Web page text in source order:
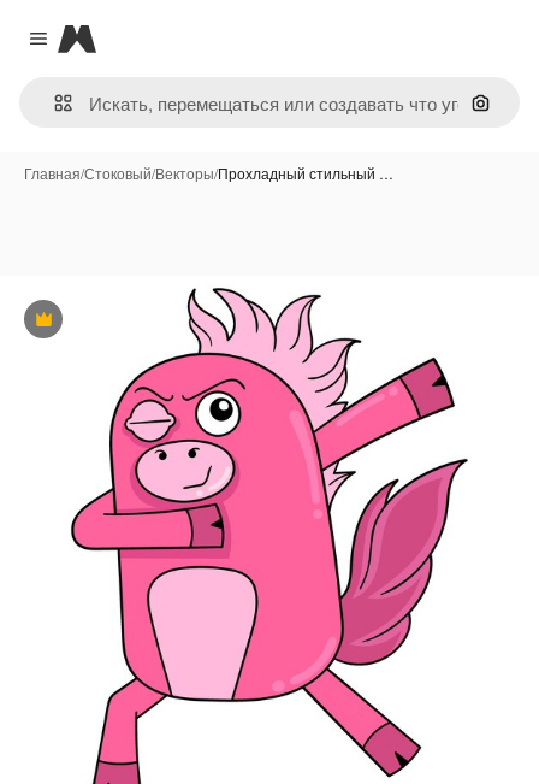
Close menu
Magnific
Поиск
Главная/Стоковый/Векторы/Прохладный стильный …
Премиум